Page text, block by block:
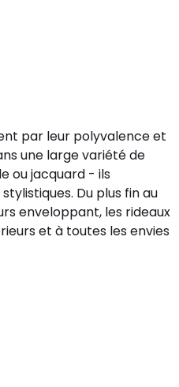
par leur polyvalence et
une large variété de
ou jacquard - ils
Du plus fin au
enveloppant, les rideaux
et à toutes les envies